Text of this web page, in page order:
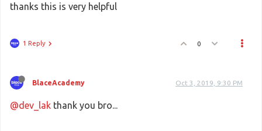
thanks this is very helpful
1 Reply 0
BlaceAcademy Oct 3, 2019, 9:30 PM
@dev_lak thank you bro...